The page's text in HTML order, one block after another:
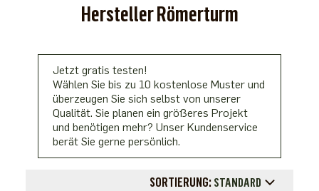
Hersteller Römerturm
Jetzt gratis testen!
Wählen Sie bis zu 10 kostenlose Muster und
überzeugen Sie sich selbst von unserer
Qualität. Sie planen ein größeres Projekt
und benötigen mehr? Unser Kundenservice
berät Sie gerne persönlich.
SORTIERUNG: STANDARD